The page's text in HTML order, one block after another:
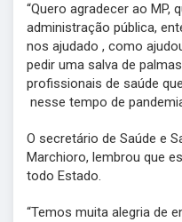
“Quero agradecer ao MP,
administração pública,
nos ajudado , como
pedir uma salva de
profissionais de saúde
nesse tempo de
O secretário de Saúde e
Marchioro, lembrou que
todo Estado.
“Temos muita alegria de